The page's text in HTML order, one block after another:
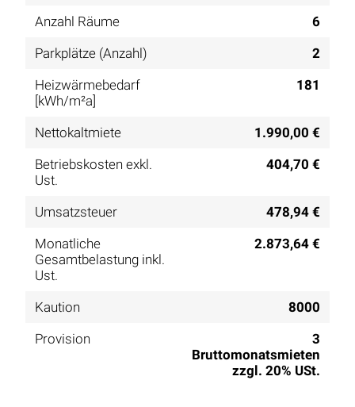
Anzahl Räume
6
Parkplätze (Anzahl)
2
Heizwärmebedarf
[kWh/m²a]
181
Nettokaltmiete
1.990,00 €
Betriebskosten exkl.
Ust.
404,70 €
Umsatzsteuer
478,94 €
Monatliche
Gesamtbelastung inkl.
Ust.
2.873,64 €
Kaution
8000
Provision
3
Bruttomonatsmieten
zzgl. 20% USt.